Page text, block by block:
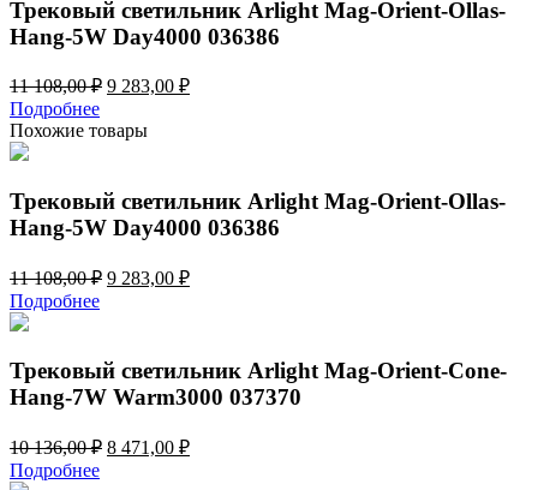
5W
Warm3000
Трековый светильник Arlight Mag-Orient-Ollas-
Hang-5W Day4000 036386
11 108,00₽ Первоначальная
составляла
9 283,00 ₽Текущая
Подробнее
Похожие товары
Трековый светильник Arlight Mag-Orient-Ollas-
Hang-5W Day4000 036386
11 108,00₽ Первоначальная
108,00 ₽.
9 283,00 ₽Текущая
Подробнее
Трековый светильник Arlight Mag-Orient-Cone-
Hang-7W Warm3000 037370
10 136,00₽ Первоначальная
8 471,00 ₽Текущая
Подробнее